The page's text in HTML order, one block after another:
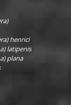
henrici
latipenis
plana